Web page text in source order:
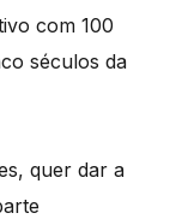
com 100
séculos da
quer dar a